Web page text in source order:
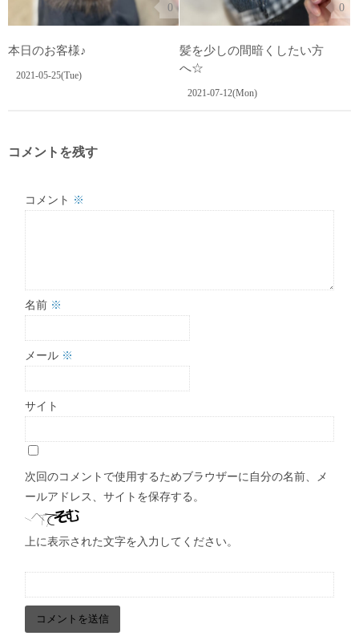
0
本日のお客様♪
2021-05-25(Tue)
0
髪を少しの間暗くしたい方
へ☆
2021-07-12(Mon)
コメントを残す
コメント ※
名前 ※
メール ※
サイト
次回のコメントで使用するためブラウザーに自分の名前、メ
ールアドレス、サイトを保存する。
上に表示された文字を入力してください。